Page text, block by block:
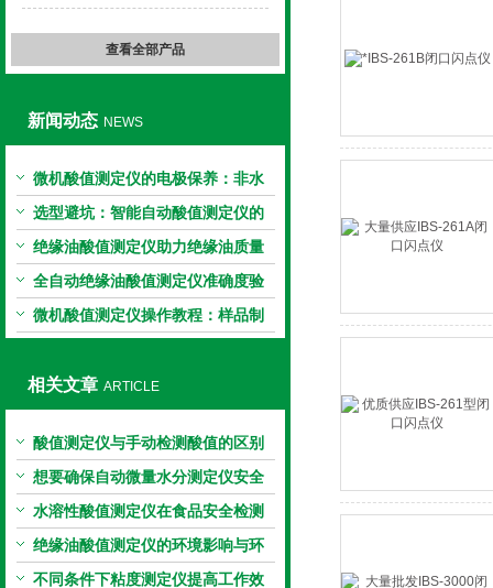
查看全部产品
新闻动态 NEWS
微机酸值测定仪的电极保养：非水
电极的清洗与活化方法
选型避坑：智能自动酸值测定仪的
加热功率与萃取时间关系
绝缘油酸值测定仪助力绝缘油质量
把控，降低设备故障
全自动绝缘油酸值测定仪准确度验
证：标准物质标定步骤
微机酸值测定仪操作教程：样品制
相关文章 ARTICLE
酸值测定仪与手动检测酸值的区别
想要确保自动微量水分测定仪安全
使用，你得弄明白这些！
水溶性酸值测定仪在食品安全检测
中的应用
绝缘油酸值测定仪的环境影响与环
保措施
不同条件下粘度测定仪提高工作效